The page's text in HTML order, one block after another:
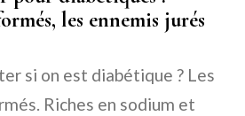
les ennemis jurés
si on est diabétique ? Les
Riches en sodium et